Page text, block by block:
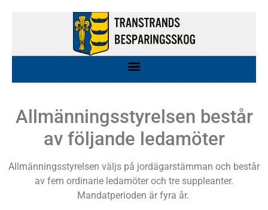
Allmänningsstyrelsen består
av följande ledamöter
Allmänningsstyrelsen väljs på jordägarstämman och består
av fem ordinarie ledamöter och tre suppleanter.
Mandatperioden är fyra år.